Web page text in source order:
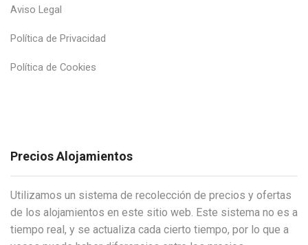
Aviso Legal
Política de Privacidad
Política de Cookies
Precios Alojamientos
Utilizamos un sistema de recolección de precios y ofertas
de los alojamientos en este sitio web. Este sistema no es a
tiempo real, y se actualiza cada cierto tiempo, por lo que a